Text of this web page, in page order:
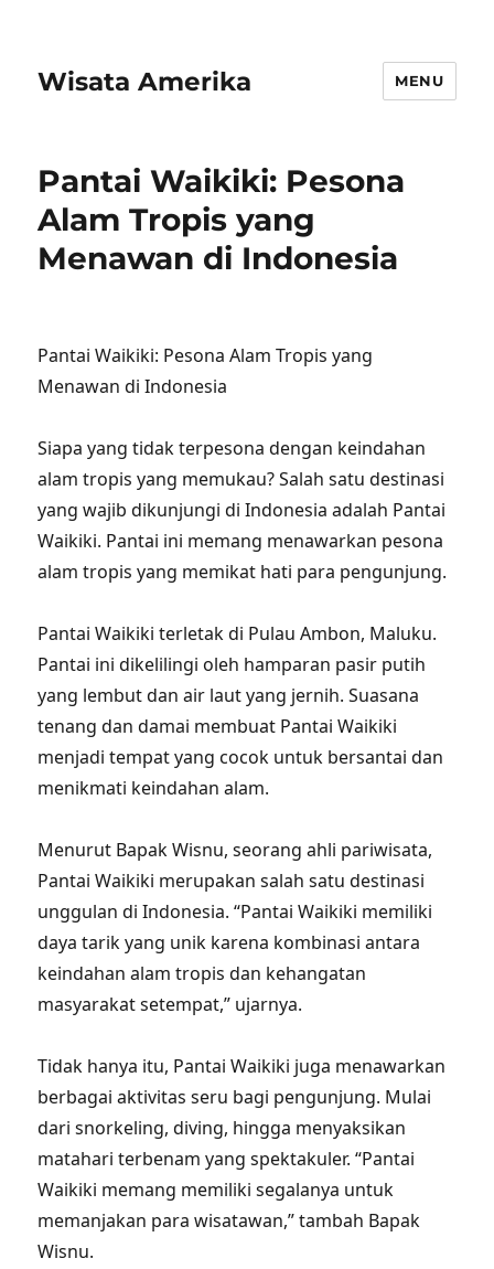
Wisata Amerika MENU
Pantai Waikiki: Pesona
Alam Tropis yang
Menawan di Indonesia
Pantai Waikiki: Pesona Alam Tropis yang
Menawan di Indonesia
Siapa yang tidak terpesona dengan keindahan
alam tropis yang memukau? Salah satu destinasi
yang wajib dikunjungi di Indonesia adalah Pantai
Waikiki. Pantai ini memang menawarkan pesona
alam tropis yang memikat hati para pengunjung.
Pantai Waikiki terletak di Pulau Ambon, Maluku.
Pantai ini dikelilingi oleh hamparan pasir putih
yang lembut dan air laut yang jernih. Suasana
tenang dan damai membuat Pantai Waikiki
menjadi tempat yang cocok untuk bersantai dan
menikmati keindahan alam.
Menurut Bapak Wisnu, seorang ahli pariwisata,
Pantai Waikiki merupakan salah satu destinasi
unggulan di Indonesia. “Pantai Waikiki memiliki
daya tarik yang unik karena kombinasi antara
keindahan alam tropis dan kehangatan
masyarakat setempat,” ujarnya.
Tidak hanya itu, Pantai Waikiki juga menawarkan
berbagai aktivitas seru bagi pengunjung. Mulai
dari snorkeling, diving, hingga menyaksikan
matahari terbenam yang spektakuler. “Pantai
Waikiki memang memiliki segalanya untuk
memanjakan para wisatawan,” tambah Bapak
Wisnu.